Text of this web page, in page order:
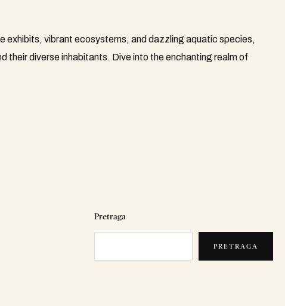
exhibits, vibrant ecosystems, and dazzling aquatic species,
diverse inhabitants. Dive into the enchanting realm of
Pretraga
PRETRAGA